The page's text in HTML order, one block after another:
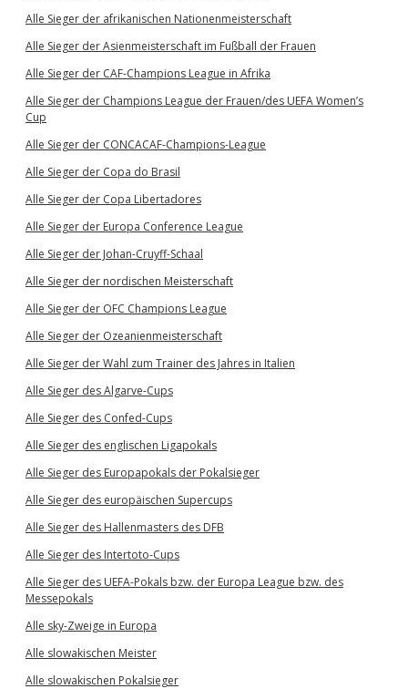
Alle Sieger der afrikanischen Nationenmeisterschaft
Alle Sieger der Asienmeisterschaft im Fußball der Frauen
Alle Sieger der CAF-Champions League in Afrika
Alle Sieger der Champions League der Frauen/des UEFA Women’s
Cup
Alle Sieger der CONCACAF-Champions-League
Alle Sieger der Copa do Brasil
Alle Sieger der Copa Libertadores
Alle Sieger der Europa Conference League
Alle Sieger der Johan-Cruyff-Schaal
Alle Sieger der nordischen Meisterschaft
Alle Sieger der OFC Champions League
Alle Sieger der Ozeanienmeisterschaft
Alle Sieger der Wahl zum Trainer des Jahres in Italien
Alle Sieger des Algarve-Cups
Alle Sieger des Confed-Cups
Alle Sieger des englischen Ligapokals
Alle Sieger des Europapokals der Pokalsieger
Alle Sieger des europäischen Supercups
Alle Sieger des Hallenmasters des DFB
Alle Sieger des Intertoto-Cups
Alle Sieger des UEFA-Pokals bzw. der Europa League bzw. des
Messepokals
Alle sky-Zweige in Europa
Alle slowakischen Meister
Alle slowakischen Pokalsieger